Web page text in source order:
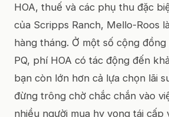
HOA, thuế và các phụ thu đặc
của Scripps Ranch, Mello-Roos
hàng tháng. Ở một số cộng
PQ, phí HOA có tác động đến
bạn còn lớn hơn cả lựa chọn lãi
đừng trông chờ chắc chắn vào
nhiều người mua hy vọng tái cấp